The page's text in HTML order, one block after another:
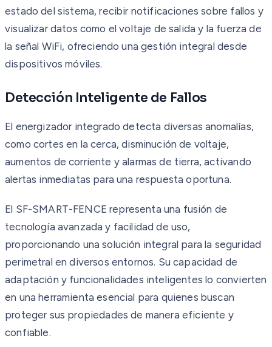
estado del sistema, recibir notificaciones sobre fallos y
visualizar datos como el voltaje de salida y la fuerza de
la señal WiFi, ofreciendo una gestión integral desde
dispositivos móviles.
Detección Inteligente de Fallos
El energizador integrado detecta diversas anomalías,
como cortes en la cerca, disminución de voltaje,
aumentos de corriente y alarmas de tierra, activando
alertas inmediatas para una respuesta oportuna.
El SF-SMART-FENCE representa una fusión de
tecnología avanzada y facilidad de uso,
proporcionando una solución integral para la seguridad
perimetral en diversos entornos. Su capacidad de
adaptación y funcionalidades inteligentes lo convierten
en una herramienta esencial para quienes buscan
proteger sus propiedades de manera eficiente y
confiable.